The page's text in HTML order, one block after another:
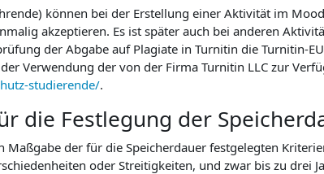
können bei der Erstellung einer Aktivität im
akzeptieren. Es ist später auch bei anderen
der Abgabe auf Plagiate in Turnitin die Turnitin-
Verwendung der von der Firma Turnitin LLC zur
studierende/.
die Festlegung der
Maßgabe der für die Speicherdauer festgelegten
oder Streitigkeiten, und zwar bis zu drei